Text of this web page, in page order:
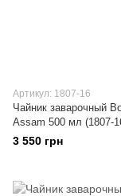
Артикул: 1807-16
Чайник заварочный
Assam 500 мл (1807-
3 550 грн